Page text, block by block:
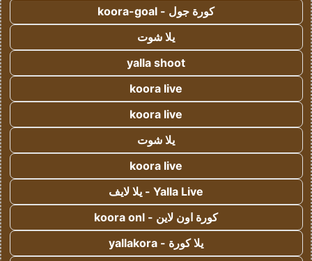
كورة جول - koora-goal
يلا شوت
yalla shoot
koora live
koora live
يلا شوت
koora live
Yalla Live - يلا لايف
كورة اون لاين - koora onl
يلا كورة - yallakora